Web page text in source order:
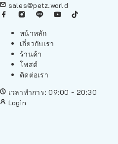
sales@petz.world
หน้าหลัก
เกี่ยวกับเรา
ร้านค้า
โพสต์
ติดต่อเรา
เวลาทำการ: 09:00 - 20:30
Login